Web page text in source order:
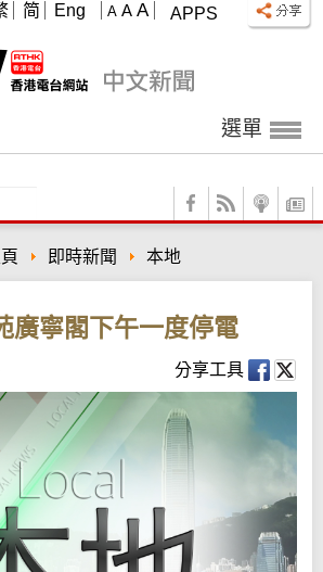
APPS
A A A
简 Eng
選單
即時新聞 本地
廣寧閣下午一度停電
分享工具